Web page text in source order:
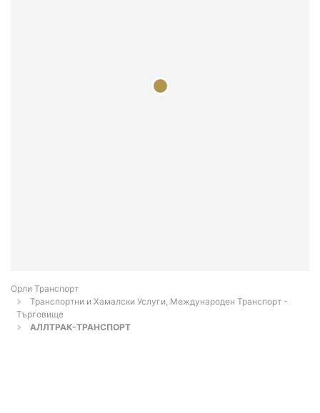
Орли Транспорт
Транспортни и Хамалски Услуги, Международен Транспорт -
Търговище
АЛЛТРАК-ТРАНСПОРТ